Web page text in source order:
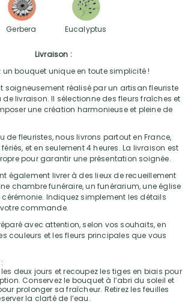
Gerbera Eucalyptus
Livraison :
un bouquet unique en toute simplicité !
soigneusement réalisé par un artisan fleuriste
livraison. Il sélectionne des fleurs fraîches et
une création harmonieuse et pleine de
de fleuristes, nous livrons partout en France,
et en seulement 4 heures. La livraison est
pour garantir une présentation soignée.
également livrer à des lieux de recueillement
chambre funéraire, un funérarium, une église
Indiquez simplement les détails
commande.
avec attention, selon vos souhaits, en
couleurs et les fleurs principales que vous
deux jours et recoupez les tiges en biais pour
Conservez le bouquet à l’abri du soleil et
prolonger sa fraîcheur. Retirez les feuilles
la clarté de l’eau.